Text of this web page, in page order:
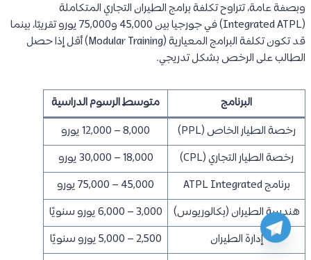
وبصفة عامة، تتراوح تكلفة برامج الطيران التجاري المتكاملة
(Integrated ATPL) في جورجيا بين 45,000 و75,000 يورو تقريبًا، بينما
قد تكون تكلفة البرامج المعيارية (Modular Training) أقل إذا حصل
الطالب على الرخص بشكل تدريجي.
البرنامج
متوسط الرسوم الدراسية
رخصة الطيار الخاص (PPL)
8,000 – 12,000 يورو
رخصة الطيار التجاري (CPL)
18,000 – 30,000 يورو
برنامج ATPL Integrated
45,000 – 75,000 يورو
هندسة الطيران (بكالوريوس)
3,000 – 6,000 يورو سنويًا
إدارة الطيران
2,500 – 5,000 يورو سنويًا